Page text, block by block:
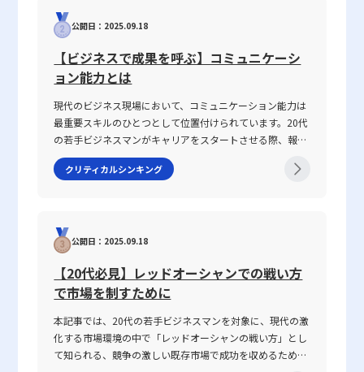
ジンとして機能するに違いない。 本記事で紹介した広告戦略の基
本概念や注意点、そして実践的なフレームワークの活用方法は、こ
れからの広告運用において必ずや参考となるものであり、若手ビジ
ネスマンが今後のビジネスシーンで直面する様々な課題に対して、
化に迅速に対応するとともに、消費者の心理や市場環境を正確に把
握する能力を養うことは、個々のビジネスパーソンの成長に直結す
る。そのためにも、専門性の高い知識と実践に基づく戦略立案の技
法を磨き、企業やブランドの持続的発展を実現していくことが求め
られる。 このように、広告戦略は企業のブランディングだけでな
ジネスマンの皆様におかれましては、これらの戦略的手法を理解
し、実践に積極的に取り入れることで、今後のビジネスシーンでの
では、なぜ「話が噛み合わない状態」が生じるのか、その
原因と背景を整理するとともに、仕事で話が噛み合わない
マンが抱えるコミュニケーションギャップについて、論理
的思考を交えて解説し、実務で役立つヒントを提供しま
「話がかみ合わない状態」とは、意図や目的の認識のズ
レ、情報の伝達不足、さらには前提条件の違いにより、相
手と効果的なコミュニケーションが図れない状況を指しま
す。多くの場合、このような現象は一方的な問題ではな
く、双方の認識の不一致や話の抽象度が高すぎることから
わらないことが挙げられます。前提条件や目的が共有され
ていない場合、会話は容易に脱線し、誤解を生む原因とな
ります。さらに、個々の話し方の好みや知識量の違い、さ
らには一方の思考が整理されずに抽象的な言葉で表現され
る場合、双方の話の噛み合わなさは一層深刻になります。
話がかみ合わない現象は、単なるコミュニケーションのミ
スではなく、現代ビジネスにおける意思疎通の複雑さと密
接に関わっています。企業内の組織体制や情報共有の仕組
公開日：2025.09.18
【ビジネスで成果を呼ぶ】コミュニケーシ
ョン能力とは
現代のビジネス現場において、コミュニケーション能力は
最重要スキルのひとつとして位置付けられています。20代
の若手ビジネスマンがキャリアをスタートさせる際、報
告・連絡・相談はもちろん、上司・部下、部署間、さらに
は対外の取引先との関係構築にもおいて、この能力は不可
構成要素、日々の実践方法、注意すべきポイントまで、専
門性の高い視点で徹底解説します。また、ICTツールが急
在する現代において、コミュニケーション能力がどのよう
に成果に結び付くのか、その背景と実践的な鍛え方につい
ミュニケーション能力とは、単に情報を伝えるだけではな
く、相手の反応を予測し、意思疎通を円滑にするための高
度なスキルを指します。ビジネスにおいては、報連相やプ
クリティカルシンキング
公開日：2025.09.18
【20代必見】レッドオーシャンでの戦い方
で市場を制すために
本記事では、20代の若手ビジネスマンを対象に、現代の激
化する市場環境の中で「レッドオーシャンの戦い方」とし
て知られる、競争の激しい既存市場で成功を収めるための